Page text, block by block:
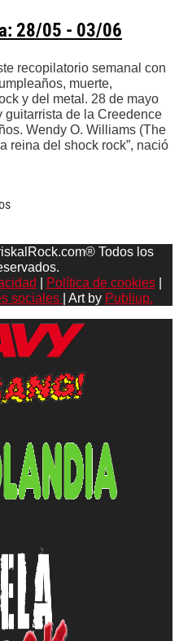
28/05 - 03/06
recopilatorio semanal con
muerte,
y del metal. 28 de mayo
guitarrista de la Creedence
Wendy O. Williams (The
reina del shock rock”, nació
Todos los
Política de cookies|
sociales
| Art by Publiup.